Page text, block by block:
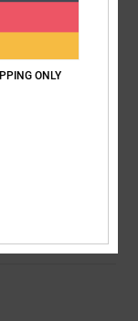
Verhältnis
ONLY